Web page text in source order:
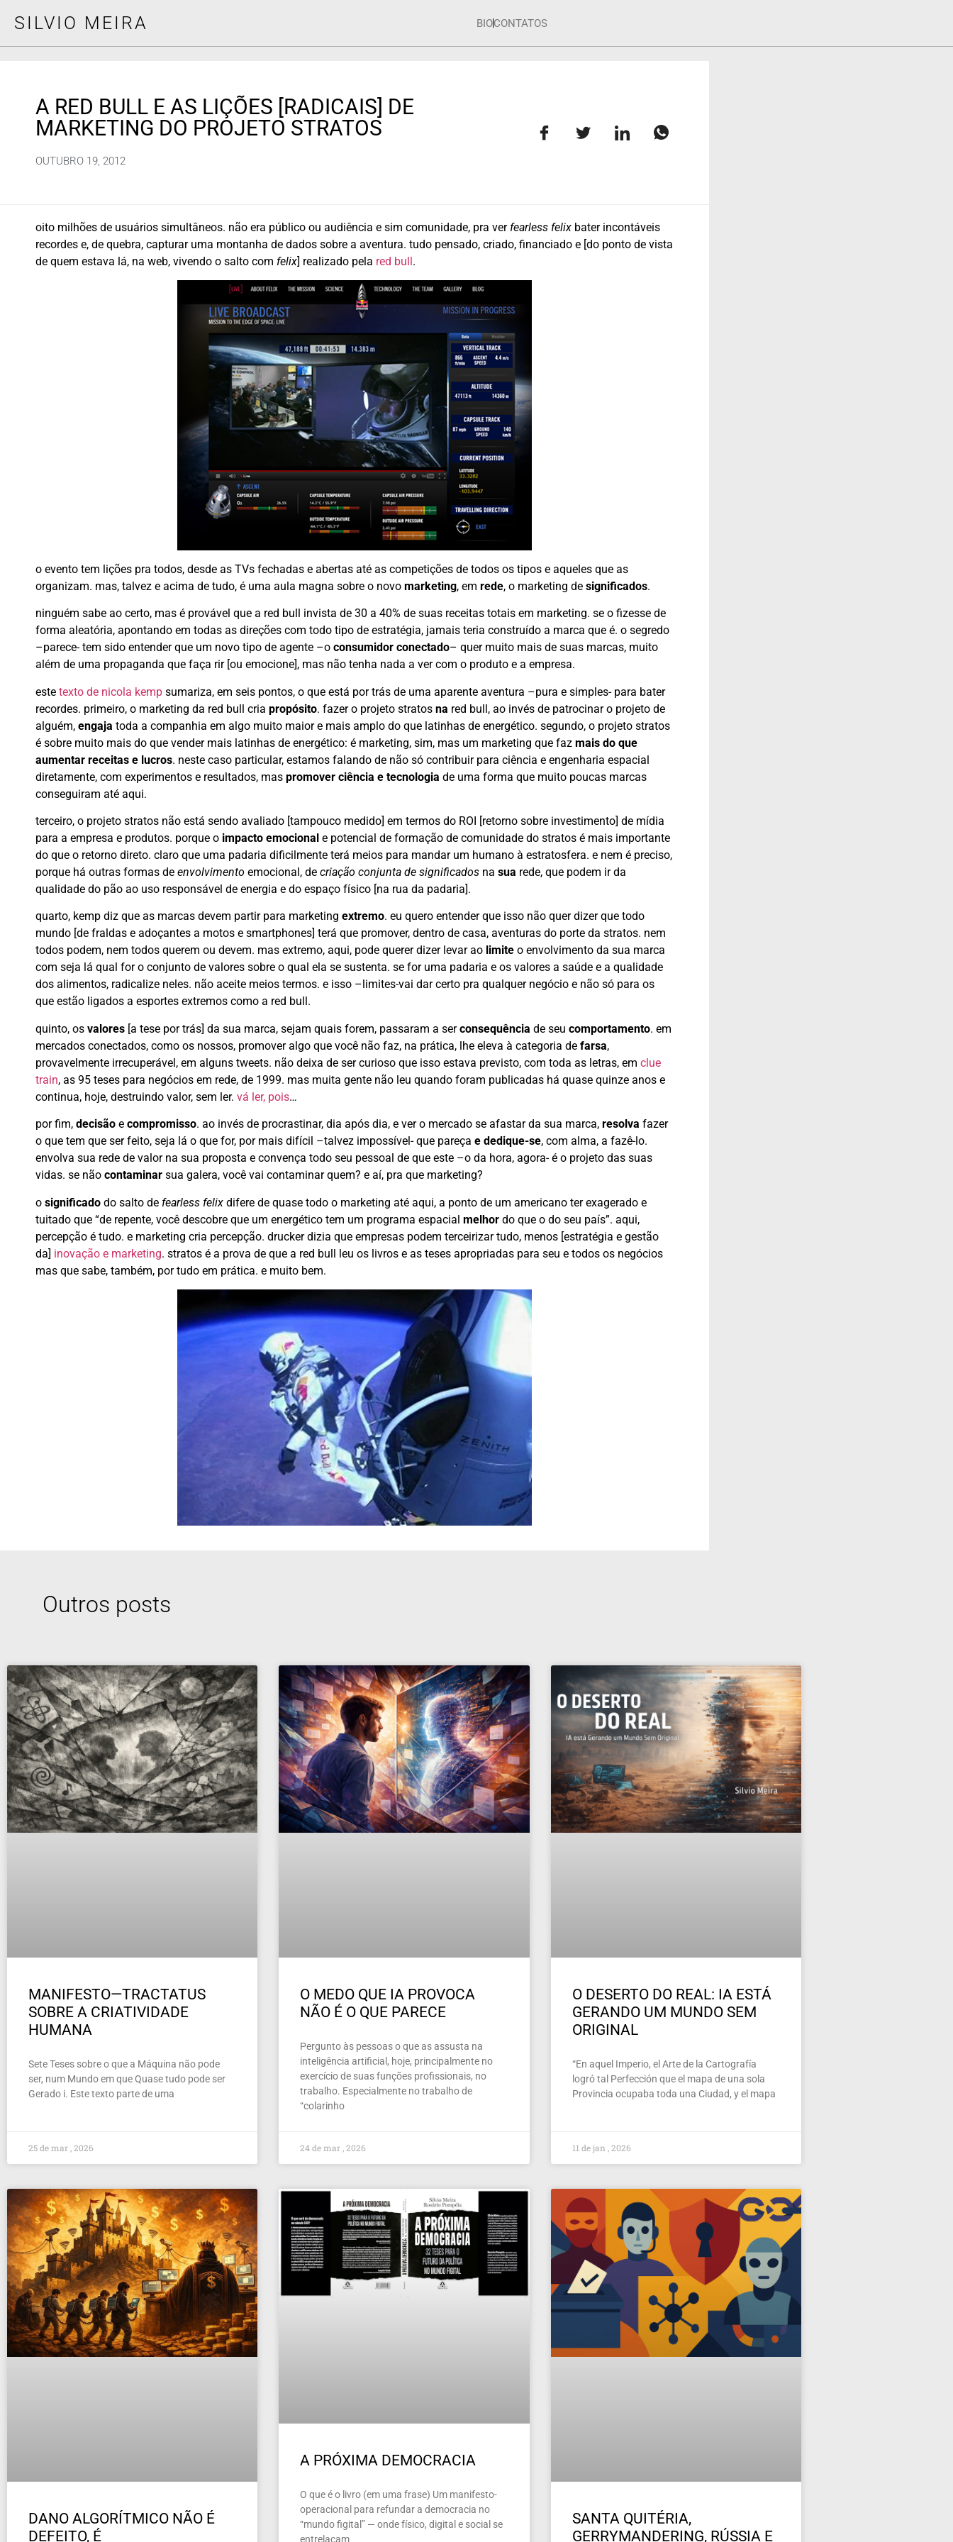
SILVIO MEIRA BIOCONTATOS
A RED BULL E AS LIÇÕES [RADICAIS] DE
MARKETING DO PROJETO STRATOS
OUTUBRO 19, 2012
oito milhões de usuários simultâneos. não era público ou audiência e sim comunidade, pra ver fearless felix bater incontáveis
recordes e, de quebra, capturar uma montanha de dados sobre a aventura. tudo pensado, criado, financiado e [do ponto de vista
de quem estava lá, na web, vivendo o salto com felix] realizado pela red bull.
o evento tem lições pra todos, desde as TVs fechadas e abertas até as competições de todos os tipos e aqueles que as
organizam. mas, talvez e acima de tudo, é uma aula magna sobre o novo marketing, em rede, o marketing de significados.
ninguém sabe ao certo, mas é provável que a red bull invista de 30 a 40% de suas receitas totais em marketing. se o fizesse de
forma aleatória, apontando em todas as direções com todo tipo de estratégia, jamais teria construído a marca que é. o segredo
–parece- tem sido entender que um novo tipo de agente –o consumidor conectado– quer muito mais de suas marcas, muito
além de uma propaganda que faça rir [ou emocione], mas não tenha nada a ver com o produto e a empresa.
este texto de nicola kemp sumariza, em seis pontos, o que está por trás de uma aparente aventura –pura e simples- para bater
recordes. primeiro, o marketing da red bull cria propósito. fazer o projeto stratos na red bull, ao invés de patrocinar o projeto de
alguém, engaja toda a companhia em algo muito maior e mais amplo do que latinhas de energético. segundo, o projeto stratos
é sobre muito mais do que vender mais latinhas de energético: é marketing, sim, mas um marketing que faz mais do que
aumentar receitas e lucros. neste caso particular, estamos falando de não só contribuir para ciência e engenharia espacial
diretamente, com experimentos e resultados, mas promover ciência e tecnologia de uma forma que muito poucas marcas
conseguiram até aqui.
terceiro, o projeto stratos não está sendo avaliado [tampouco medido] em termos do ROI [retorno sobre investimento] de mídia
para a empresa e produtos. porque o impacto emocional e potencial de formação de comunidade do stratos é mais importante
do que o retorno direto. claro que uma padaria dificilmente terá meios para mandar um humano à estratosfera. e nem é preciso,
porque há outras formas de envolvimento emocional, de criação conjunta de significados na sua rede, que podem ir da
qualidade do pão ao uso responsável de energia e do espaço físico [na rua da padaria].
quarto, kemp diz que as marcas devem partir para marketing extremo. eu quero entender que isso não quer dizer que todo
mundo [de fraldas e adoçantes a motos e smartphones] terá que promover, dentro de casa, aventuras do porte da stratos. nem
todos podem, nem todos querem ou devem. mas extremo, aqui, pode querer dizer levar ao limite o envolvimento da sua marca
com seja lá qual for o conjunto de valores sobre o qual ela se sustenta. se for uma padaria e os valores a saúde e a qualidade
dos alimentos, radicalize neles. não aceite meios termos. e isso –limites-vai dar certo pra qualquer negócio e não só para os
que estão ligados a esportes extremos como a red bull.
quinto, os valores [a tese por trás] da sua marca, sejam quais forem, passaram a serconsequência de seu comportamento. em
mercados conectados, como os nossos, promover algo que você não faz, na prática, lhe eleva à categoria de farsa,
provavelmente irrecuperável, em alguns tweets. não deixa de ser curioso que isso estava previsto, com toda as letras, em clue
train, as 95 teses para negócios em rede, de 1999. mas muita gente não leu quando foram publicadas há quase quinze anos e
continua, hoje, destruindo valor, sem ler. vá ler, pois…
por fim, decisão e compromisso. ao invés de procrastinar, dia após dia, e ver o mercado se afastar da sua marca, resolva fazer
o que tem que ser feito, seja lá o que for, por mais difícil –talvez impossível- que pareça e dedique-se, com alma, a fazê-lo.
envolva sua rede de valor na sua proposta e convença todo seu pessoal de que este –o da hora, agora- é o projeto das suas
vidas. se não contaminar sua galera, você vai contaminar quem? e aí, pra que marketing?
o significado do salto de fearless felix difere de quase todo o marketing até aqui, a ponto de um americano ter exagerado e
tuitado que “de repente, você descobre que um energético tem um programa espacial melhor do que o do seu país”. aqui,
percepção é tudo. e marketing cria percepção. drucker dizia que empresas podem terceirizar tudo, menos [estratégia e gestão
da] inovação e marketing. stratos é a prova de que a red bull leu os livros e as teses apropriadas para seu e todos os negócios
mas que sabe, também, por tudo em prática. e muito bem.
Outros posts
MANIFESTO—TRACTATUS
SOBRE A CRIATIVIDADE
HUMANA
Sete Teses sobre o que a Máquina não pode
ser, num Mundo em que Quase tudo pode ser
Gerado i. Este texto parte de uma
25 de mar , 2026
O MEDO QUE IA PROVOCA
NÃO É O QUE PARECE
Pergunto às pessoas o que as assusta na
inteligência artificial, hoje, principalmente no
exercício de suas funções profissionais, no
trabalho. Especialmente no trabalho de
“colarinho
24 de mar , 2026
O DESERTO DO REAL: IA ESTÁ
GERANDO UM MUNDO SEM
ORIGINAL
“En aquel Imperio, el Arte de la Cartografía
logró tal Perfección que el mapa de una sola
Provincia ocupaba toda una Ciudad, y el mapa
11 de jan , 2026
DANO ALGORÍTMICO NÃO É
DEFEITO, É
A PRÓXIMA DEMOCRACIA
O que é o livro (em uma frase) Um manifesto-
operacional para refundar a democracia no
“mundo figital” — onde físico, digital e social se
entrelaçam
SANTA QUITÉRIA,
GERRYMANDERING, RÚSSIA E